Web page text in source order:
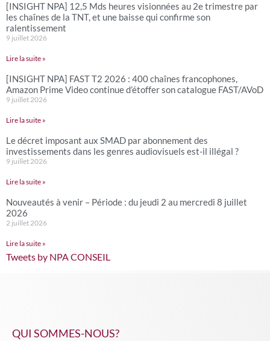
[INSIGHT NPA] 12,5 Mds heures visionnées au 2e trimestre par
les chaînes de la TNT, et une baisse qui confirme son
ralentissement
9 juillet 2026
Lire la suite »
[INSIGHT NPA] FAST T2 2026 : 400 chaînes francophones,
Amazon Prime Video continue d’étoffer son catalogue FAST/AVoD
9 juillet 2026
Lire la suite »
Le décret imposant aux SMAD par abonnement des
investissements dans les genres audiovisuels est-il illégal ?
9 juillet 2026
Lire la suite »
Nouveautés à venir – Période : du jeudi 2 au mercredi 8 juillet
2026
2 juillet 2026
Lire la suite »
Tweets by NPA CONSEIL
QUI SOMMES-NOUS?